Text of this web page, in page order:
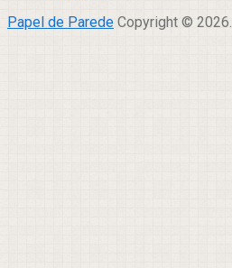
Papel de Parede Copyright © 2026.